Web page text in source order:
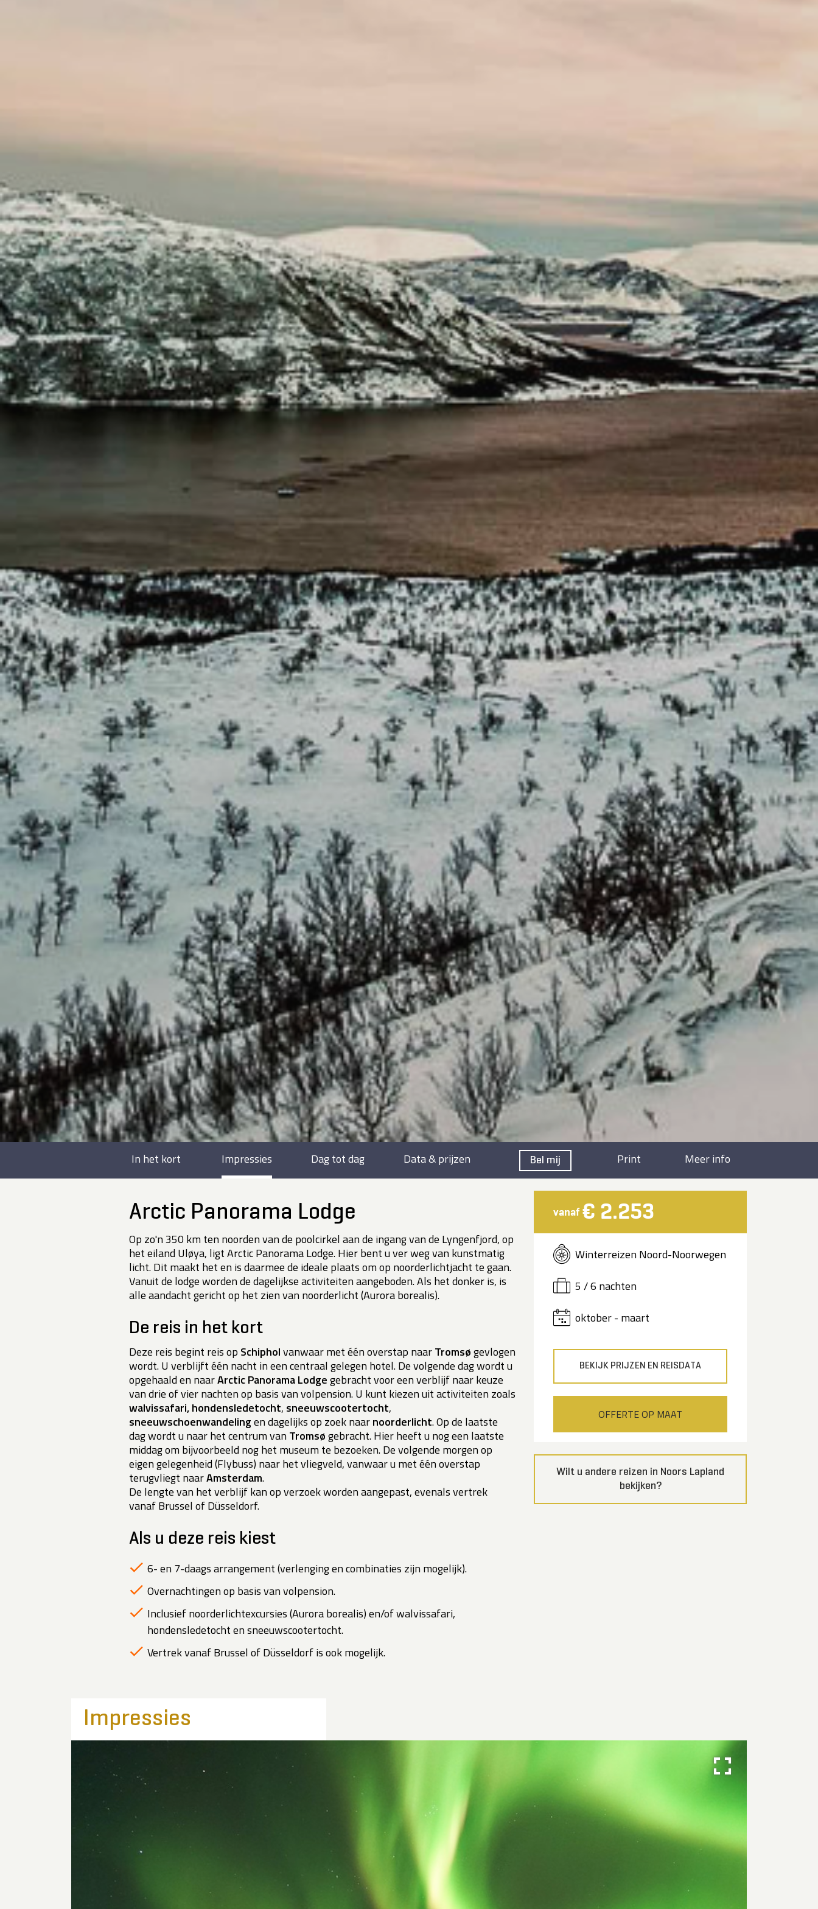
In het kort Impressies Dag tot dag Data & prijzen Bel mij Print Meer info
Arctic Panorama Lodge
Op zo'n 350 km ten noorden van de poolcirkel aan de ingang van de Lyngenfjord, op
het eiland Uløya, ligt Arctic Panorama Lodge. Hier bent u ver weg van kunstmatig
licht. Dit maakt het en is daarmee de ideale plaats om op noorderlichtjacht te gaan.
Vanuit de lodge worden de dagelijkse activiteiten aangeboden. Als het donker is, is
alle aandacht gericht op het zien van noorderlicht (Aurora borealis).
De reis in het kort
Deze reis begint reis op Schipholvanwaar met één overstap naarTromsøgevlogen
wordt. U verblijft één nacht in een centraal gelegen hotel. De volgende dag wordt u
opgehaald en naarArctic Panorama Lodgegebracht voor een verblijf naar keuze
van drie of vier nachten op basis van volpension. U kunt kiezen uit activiteiten zoals
walvissafari,hondensledetocht, sneeuwscootertocht,
sneeuwschoenwandelingen dagelijks op zoek naarnoorderlicht. Op de laatste
dag wordt u naar het centrum van Tromsøgebracht. Hier heeft u nog een laatste
middag om bijvoorbeeld nog het museum te bezoeken. De volgende morgen op
eigen gelegenheid (Flybuss) naar het vliegveld, vanwaar u met één overstap
terugvliegt naarAmsterdam.
De lengte van het verblijf kan op verzoek worden aangepast, evenals vertrek
vanaf Brussel of Düsseldorf.
Als u deze reis kiest
6- en 7-daags arrangement (verlenging en combinaties zijn mogelijk).
Overnachtingen op basis van volpension.
Inclusief noorderlichtexcursies (Aurora borealis) en/of walvissafari,
hondensledetocht en sneeuwscootertocht.
Vertrek vanaf Brussel of Düsseldorf is ook mogelijk.
vanaf € 2.253
Winterreizen Noord-Noorwegen
5 / 6 nachten
oktober - maart
BEKIJK PRIJZEN EN REISDATA
OFFERTE OP MAAT
Wilt u andere reizen in Noors Lapland
bekijken?
Impressies